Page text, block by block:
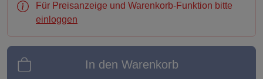
Für Preisanzeige und Warenkorb-Funktion bitte
einloggen
In den Warenkorb